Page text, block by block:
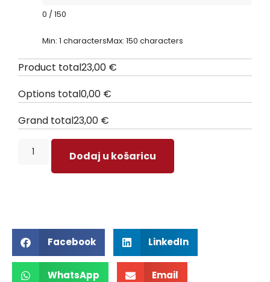
0 / 150
Min: 1 charactersMax: 150 characters
Product total23,00 €
Options total0,00 €
Grand total23,00 €
Dodaj u košaricu
Facebook LinkedIn
WhatsApp Email